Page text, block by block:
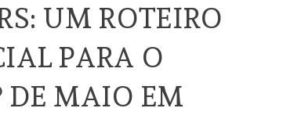
UM ROTEIRO
PARA O
DE MAIO EM